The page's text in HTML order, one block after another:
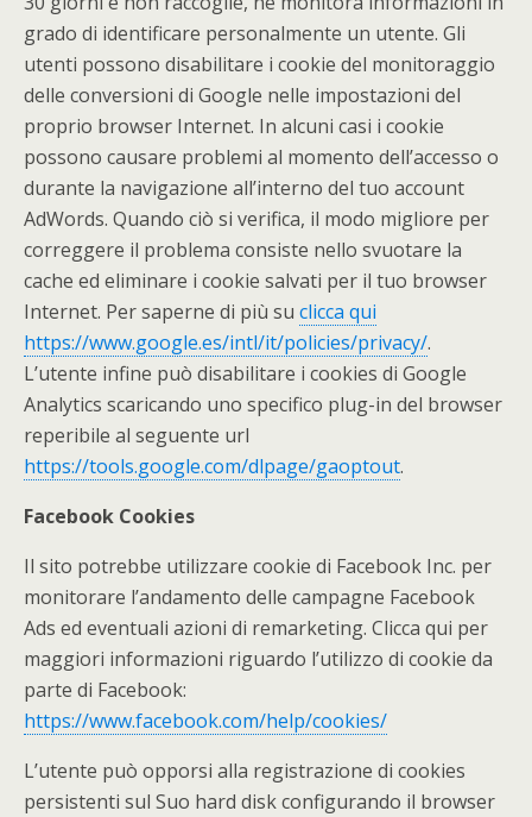
grado di identificare personalmente un utente. Gli
utenti possono disabilitare i cookie del monitoraggio
delle conversioni di Google nelle impostazioni del
proprio browser Internet. In alcuni casi i cookie
possono causare problemi al momento dell’accesso o
durante la navigazione all’interno del tuo account
AdWords. Quando ciò si verifica, il modo migliore per
correggere il problema consiste nello svuotare la
cache ed eliminare i cookie salvati per il tuo browser
Internet. Per saperne di più su clicca qui
https://www.google.es/intl/it/policies/privacy/.
L’utente infine può disabilitare i cookies di Google
Analytics scaricando uno specifico plug-in del browser
reperibile al seguente url
https://tools.google.com/dlpage/gaoptout.
Facebook Cookies
Il sito potrebbe utilizzare cookie di Facebook Inc. per
monitorare l’andamento delle campagne Facebook
Ads ed eventuali azioni di remarketing. Clicca qui per
maggiori informazioni riguardo l’utilizzo di cookie da
parte di Facebook:
https://www.facebook.com/help/cookies/
L’utente può opporsi alla registrazione di cookies
persistenti sul Suo hard disk configurando il browser